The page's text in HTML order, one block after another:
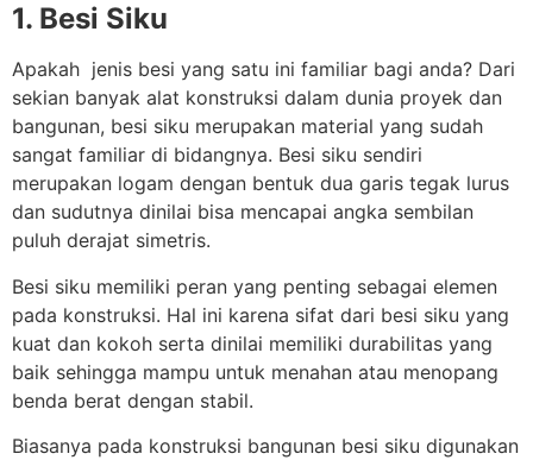
1. Besi Siku
Apakah jenis besi yang satu ini familiar bagi anda? Dari
sekian banyak alat konstruksi dalam dunia proyek dan
bangunan, besi siku merupakan material yang sudah
sangat familiar di bidangnya. Besi siku sendiri
merupakan logam dengan bentuk dua garis tegak lurus
dan sudutnya dinilai bisa mencapai angka sembilan
puluh derajat simetris.
Besi siku memiliki peran yang penting sebagai elemen
pada konstruksi. Hal ini karena sifat dari besi siku yang
kuat dan kokoh serta dinilai memiliki durabilitas yang
baik sehingga mampu untuk menahan atau menopang
benda berat dengan stabil.
Biasanya pada konstruksi bangunan besi siku digunakan